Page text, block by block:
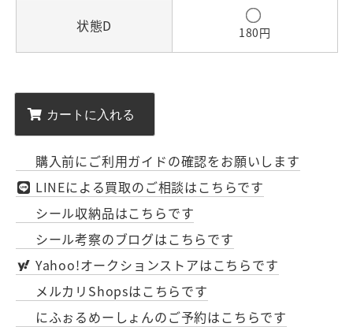
状態D 180円
購入前にご利用ガイドの確認をお願いします
LINEによる買取のご相談はこちらです
シール収納品はこちらです
シール考察のブログはこちらです
Yahoo!オークションストアはこちらです
メルカリShopsはこちらです
にふぉるめーしょんのご予約はこちらです